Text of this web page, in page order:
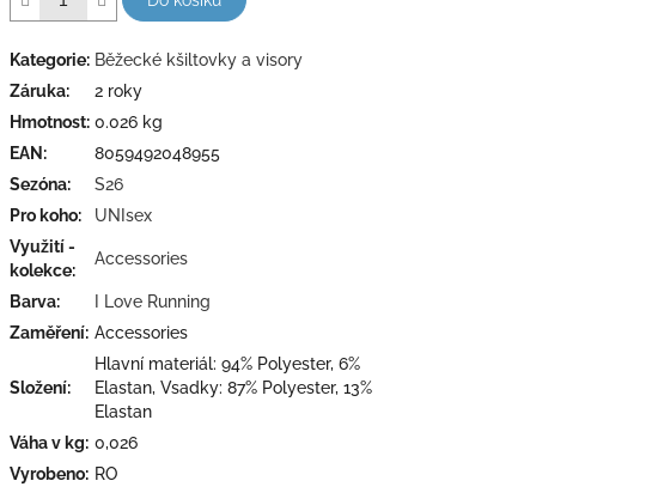
hvězdiček.
Kategorie: Běžecké kšiltovky a visory
Záruka:
2 roky
Hmotnost: 0.026 kg
EAN:
8059492048955
Sezóna:
S26
Pro koho:
UNIsex
Využití -
kolekce:
Accessories
Barva:
I Love Running
Zaměření: Accessories
Složení:
Hlavní materiál: 94% Polyester, 6%
Elastan, Vsadky: 87% Polyester, 13%
Elastan
Váha v kg: 0,026
Vyrobeno: RO